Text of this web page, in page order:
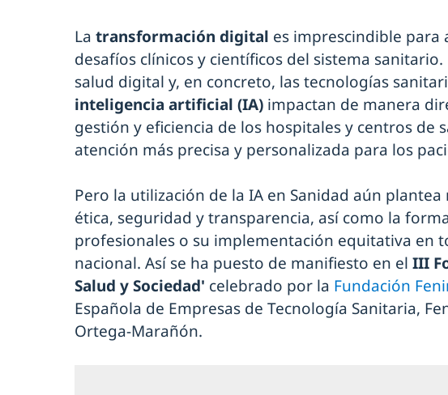
La transformación digital es imprescindible para
desafíos clínicos y científicos del sistema sanitario.
salud digital y, en concreto, las tecnologías
inteligencia artificial (IA) impactan de manera
gestión y eficiencia de los hospitales y centros de
atención más precisa y personalizada para los
Pero la utilización de la IA en Sanidad aún
ética, seguridad y transparencia, así como la
profesionales o su implementación equitativa en
nacional. Así se ha puesto de manifiesto en el III
Salud y Sociedad' celebrado por la Fundación
Española de Empresas de Tecnología Sanitaria,
Ortega-Marañón.